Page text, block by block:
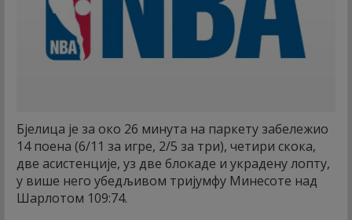
Бјелица је за око 26 минута на паркету забележио
14 поена (6/11 за игре, 2/5 за три), четири скока,
две асистенције, уз две блокаде и украдену лопту,
у више него убедљивом тријумфу Минесоте над
Шарлотом 109:74.